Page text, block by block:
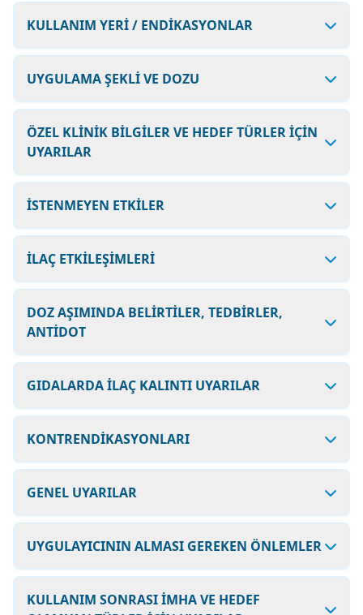
KULLANIM YERİ / ENDİKASYONLAR
UYGULAMA ŞEKLİ VE DOZU
ÖZEL KLİNİK BİLGİLER VE HEDEF TÜRLER İÇİN
UYARILAR
İSTENMEYEN ETKİLER
İLAÇ ETKİLEŞİMLERİ
DOZ AŞIMINDA BELİRTİLER, TEDBİRLER,
ANTİDOT
GIDALARDA İLAÇ KALINTI UYARILAR
KONTRENDİKASYONLARI
GENEL UYARILAR
UYGULAYICININ ALMASI GEREKEN ÖNLEMLER
KULLANIM SONRASI İMHA VE HEDEF